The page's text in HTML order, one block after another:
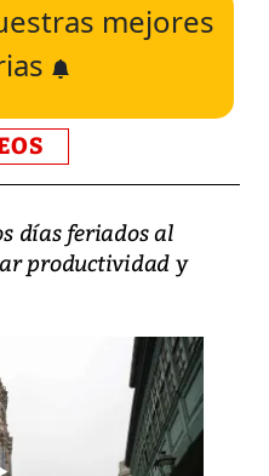
mejores
días feriados al
productividad y